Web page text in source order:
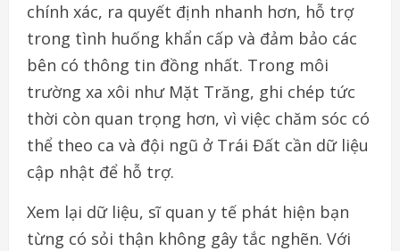
chính xác, ra quyết định nhanh hơn, hỗ trợ
trong tình huống khẩn cấp và đảm bảo các
bên có thông tin đồng nhất. Trong môi
trường xa xôi như Mặt Trăng, ghi chép tức
thời còn quan trọng hơn, vì việc chăm sóc có
thể theo ca và đội ngũ ở Trái Đất cần dữ liệu
cập nhật để hỗ trợ.
Xem lại dữ liệu, sĩ quan y tế phát hiện bạn
từng có sỏi thận không gây tắc nghẽn. Với